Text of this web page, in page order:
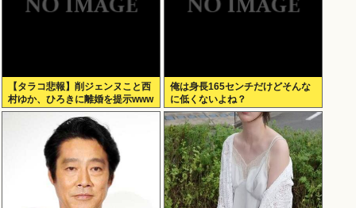
【タラコ悲報】削ジェンヌこと西
村ゆか、ひろきに離婚を提示www
俺は身長165センチだけどそんな
に低くないよね？